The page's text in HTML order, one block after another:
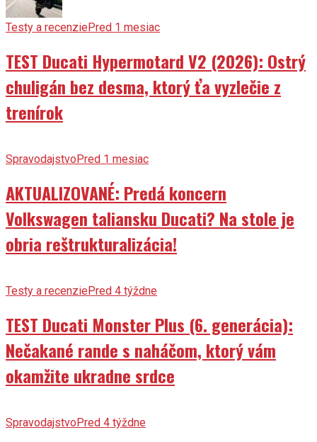
Testy a recenziePred 1 mesiac
TEST Ducati Hypermotard V2 (2026): Ostrý
chuligán bez desma, ktorý ťa vyzlečie z
trenírok
SpravodajstvoPred 1 mesiac
AKTUALIZOVANÉ: Predá koncern
Volkswagen taliansku Ducati? Na stole je
obria reštrukturalizácia!
Testy a recenziePred 4 týždne
TEST Ducati Monster Plus (6. generácia):
Nečakané rande s naháčom, ktorý vám
okamžite ukradne srdce
SpravodajstvoPred 4 týždne